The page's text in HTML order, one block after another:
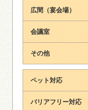
広間（宴会場）
会議室
その他
ペット対応
バリアフリー対応